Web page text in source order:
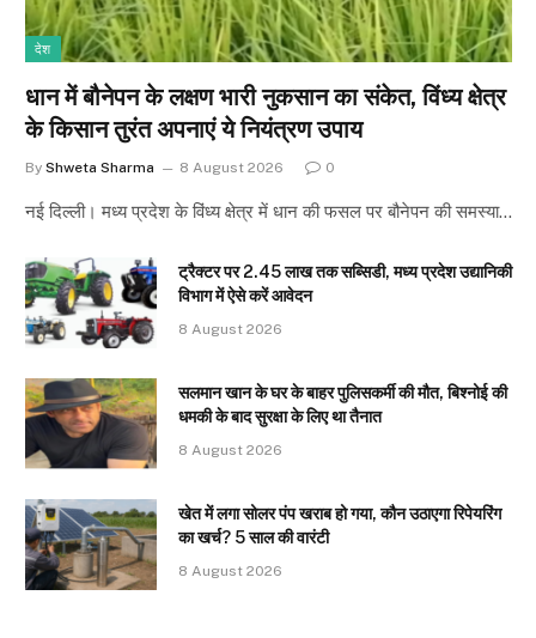
देश
धान में बौनेपन के लक्षण भारी नुकसान का संकेत, विंध्य क्षेत्र
के किसान तुरंत अपनाएं ये नियंत्रण उपाय
By Shweta Sharma 8 August 2026 0
नई दिल्ली। मध्य प्रदेश के विंध्य क्षेत्र में धान की फसल पर बौनेपन की समस्या…
ट्रैक्टर पर 2.45 लाख तक सब्सिडी, मध्य प्रदेश उद्यानिकी
विभाग में ऐसे करें आवेदन
8 August 2026
सलमान खान के घर के बाहर पुलिसकर्मी की मौत, बिश्नोई की
धमकी के बाद सुरक्षा के लिए था तैनात
8 August 2026
खेत में लगा सोलर पंप खराब हो गया, कौन उठाएगा रिपेयरिंग
का खर्च? 5 साल की वारंटी
8 August 2026